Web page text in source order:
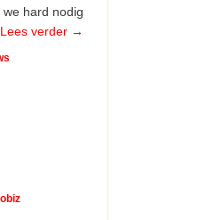
hard nodig
Lees verder →